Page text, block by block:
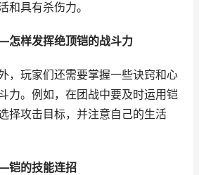
和具有杀伤力。
样发挥绝顶铠的战斗力
，玩家们还需要掌握一些诀窍和心
力。例如，在团战中要及时运用铠
择攻击目标，并注意自己的生活
铠的技能连招